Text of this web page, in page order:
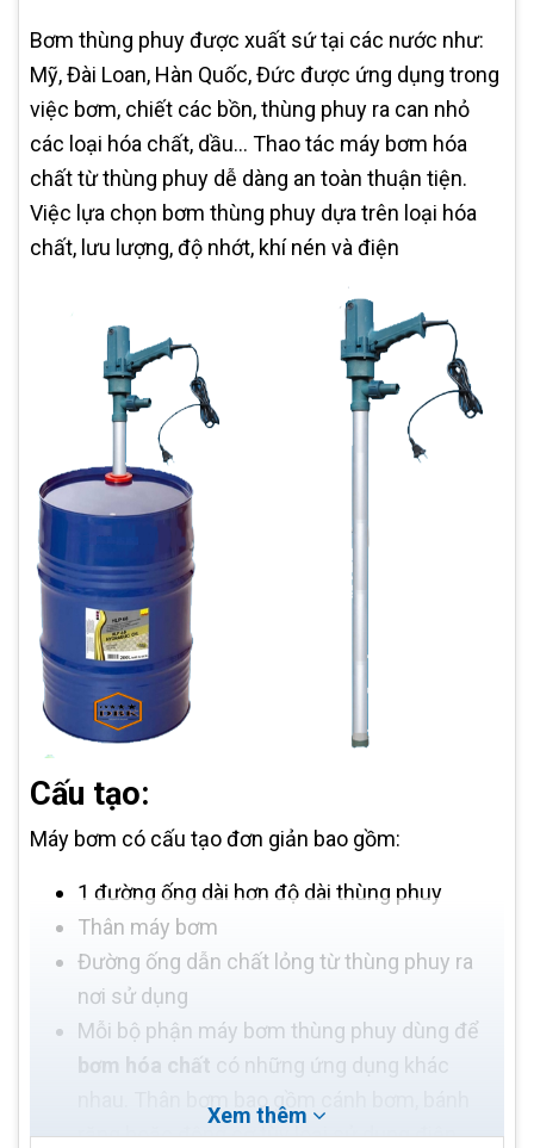
Bơm thùng phuy được xuất sứ tại các nước như:
Mỹ, Đài Loan, Hàn Quốc, Đức được ứng dụng trong
việc bơm, chiết các bồn, thùng phuy ra can nhỏ
các loại hóa chất, dầu... Thao tác máy bơm hóa
chất từ thùng phuy dễ dàng an toàn thuận tiện.
Việc lựa chọn bơm thùng phuy dựa trên loại hóa
chất, lưu lượng, độ nhớt, khí nén và điện
Cấu tạo:
Máy bơm có cấu tạo đơn giản bao gồm:
1 đường ống dài hơn độ dài thùng phuy
Thân máy bơm
Đường ống dẫn chất lỏng từ thùng phuy ra
nơi sử dụng
Mỗi bộ phận máy bơm thùng phuy dùng để
bơm hóa chất có những ứng dụng khác
răng hoặc động cơ tùy loại sử dụng điện,
Xem thêm